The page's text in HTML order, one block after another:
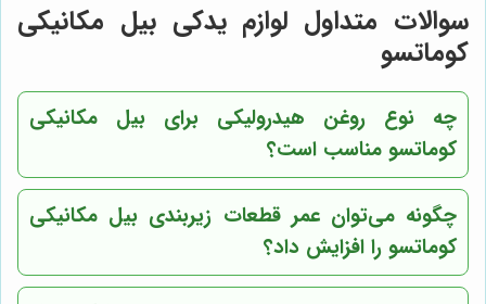
سوالات متداول لوازم یدکی بیل مکانیکی
کوماتسو
چه نوع روغن هیدرولیکی برای بیل مکانیکی
کوماتسو مناسب است؟
چگونه می‌توان عمر قطعات زیربندی بیل مکانیکی
کوماتسو را افزایش داد؟